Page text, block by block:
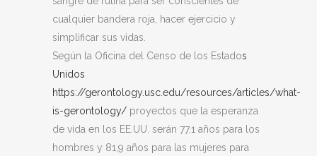
cualquier bandera roja, hacer ejercicio y
simplificar sus vidas.
Según la Oficina del Censo de los Estados
Unidos
https://gerontology.usc.edu/resources/articles/what-
is-gerontology/ proyectos que la esperanza
de vida en los EE.UU. serán 77,1 años para los
hombres y 81,9 años para las mujeres para